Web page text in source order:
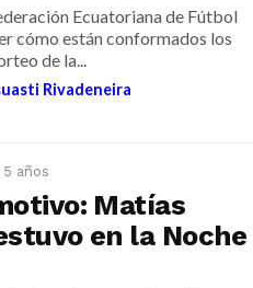
Ecuatoriana de Fútbol
cómo están conformados los
de la...
Rivadeneira
años
Matías
en la Noche